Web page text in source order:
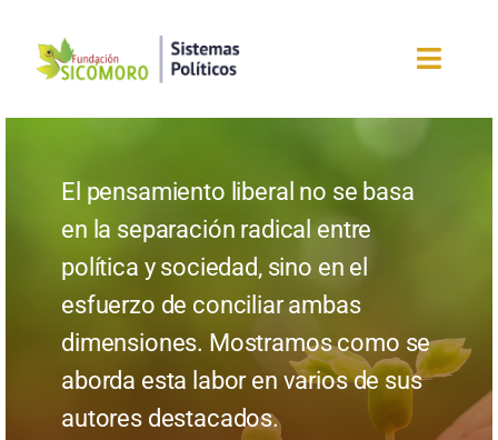
contenido
Sobre la fundación
Eventos
Nuestros blogs
Editorial
El pensamiento liberal no se basa
en la separación radical entre
política y sociedad, sino en el
esfuerzo de conciliar ambas
dimensiones. Mostramos como se
aborda esta labor en varios de sus
autores destacados.